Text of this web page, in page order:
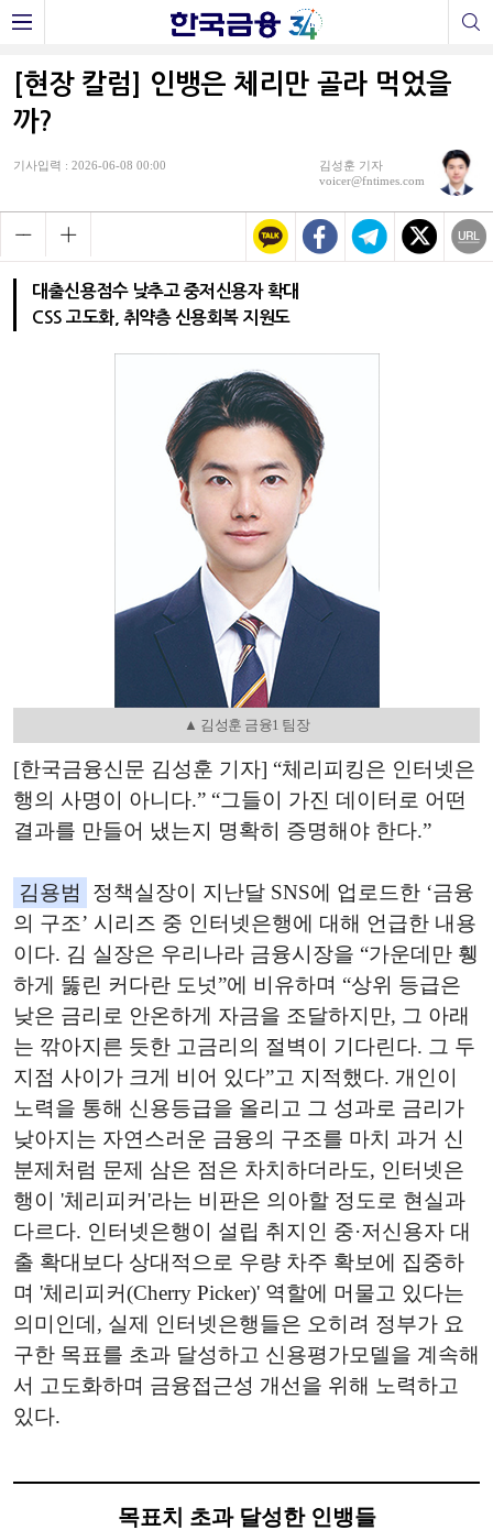
[현장 칼럼] 인뱅은 체리만 골라 먹었을
까?
기사입력 : 2026-06-08 00:00
김성훈 기자
voicer@fntimes.com
대출신용점수 낮추고 중저신용자 확대
CSS 고도화, 취약층 신용회복 지원도
▲ 김성훈 금융1 팀장
[한국금융신문 김성훈 기자] “체리피킹은 인터넷은
행의 사명이 아니다.” “그들이 가진 데이터로 어떤
결과를 만들어 냈는지 명확히 증명해야 한다.”
김용범
정책실장이 지난달 SNS에 업로드한 ‘금융
의 구조’ 시리즈 중 인터넷은행에 대해 언급한 내용
이다. 김 실장은 우리나라 금융시장을 “가운데만 휑
하게 뚫린 커다란 도넛”에 비유하며 “상위 등급은
낮은 금리로 안온하게 자금을 조달하지만, 그 아래
는 깎아지른 듯한 고금리의 절벽이 기다린다. 그 두
지점 사이가 크게 비어 있다”고 지적했다. 개인이
노력을 통해 신용등급을 올리고 그 성과로 금리가
낮아지는 자연스러운 금융의 구조를 마치 과거 신
분제처럼 문제 삼은 점은 차치하더라도, 인터넷은
행이 '체리피커'라는 비판은 의아할 정도로 현실과
다르다. 인터넷은행이 설립 취지인 중·저신용자 대
출 확대보다 상대적으로 우량 차주 확보에 집중하
며 '체리피커(Cherry Picker)' 역할에 머물고 있다는
의미인데, 실제 인터넷은행들은 오히려 정부가 요
구한 목표를 초과 달성하고 신용평가모델을 계속해
서 고도화하며 금융접근성 개선을 위해 노력하고
있다.
목표치 초과 달성한 인뱅들